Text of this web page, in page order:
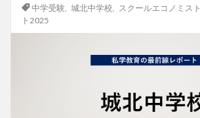
中学受験, 城北中学校 スクールエコノミスト
ト2025